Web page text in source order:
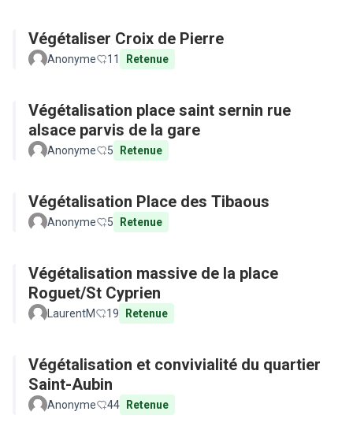
Végétaliser Croix de Pierre
Anonyme 11 Retenue
Végétalisation place saint sernin rue
alsace parvis de la gare
Anonyme 5 Retenue
Végétalisation Place des Tibaous
Anonyme 5 Retenue
Végétalisation massive de la place
Roguet/St Cyprien
LaurentM 19 Retenue
Végétalisation et convivialité du quartier
Saint-Aubin
Anonyme 44 Retenue